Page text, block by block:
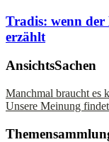
Tradis: wenn der
erzählt
AnsichtsSachen
Manchmal braucht es
Unsere Meinung